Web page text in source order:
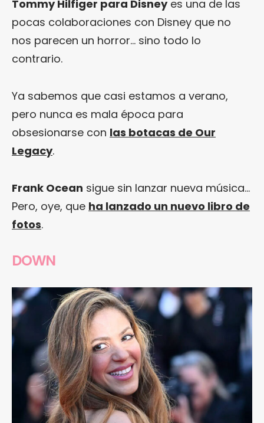
Tommy Hilfiger para Disneyes una de las
pocas colaboraciones con Disney que no
nos parecen un horror… sino todo lo
contrario.
Ya sabemos que casi estamos a verano,
pero nunca es mala época para
obsesionarse con las botacas de Our
Legacy.
Frank Ocean sigue sin lanzar nueva música…
Pero, oye, que ha lanzado un nuevo libro de
fotos.
DOWN